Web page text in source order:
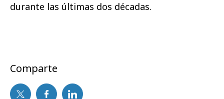
durante las últimas dos décadas.
Comparte